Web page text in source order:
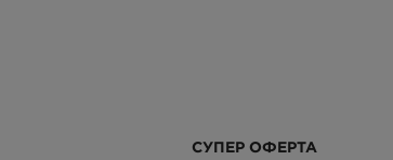
СУПЕР ОФЕРТА